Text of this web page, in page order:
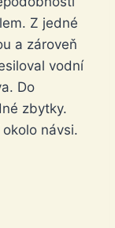
Z jedné
a zároveň
vodní
Do
zbytky.
návsi.